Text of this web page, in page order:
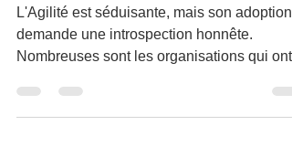
pour comprendre la
pertinence d’une
approche Agile
L'Agilité est séduisante, mais son adoption